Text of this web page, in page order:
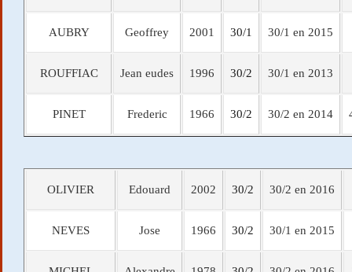
AUBRY Geoffrey 2001 30/1 30/1 en 2015
ROUFFIAC Jean eudes 1996 30/2 30/1 en 2013
PINET Frederic 1966 30/2 30/2 en 2014
OLIVIER Edouard 2002 30/2 30/2 en 2016
NEVES Jose 1966 30/2 30/1 en 2015